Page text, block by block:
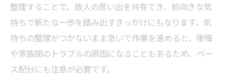
整理することで、故人の思い出を共有でき、前向きな気
持ちで新たな一歩を踏み出すきっかけにもなります。気
持ちの整理がつかないまま急いで作業を進めると、後悔
や家族間のトラブルの原因になることもあるため、ペー
ス配分にも注意が必要です。